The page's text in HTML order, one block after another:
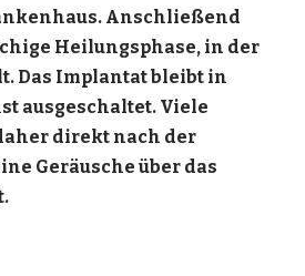
Anschließend
Heilungsphase, in der
Das Implantat bleibt in
ausgeschaltet. Viele
direkt nach der
Geräusche über das